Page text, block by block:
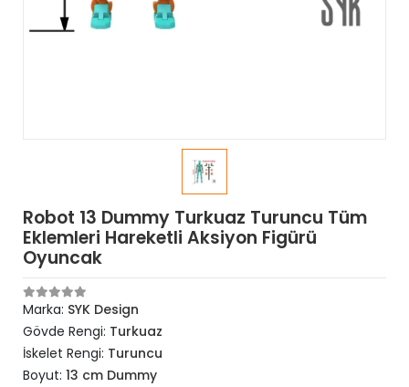
Robot 13 Dummy Turkuaz Turuncu Tüm
Eklemleri Hareketli Aksiyon Figürü
Oyuncak
Marka: SYK Design
Gövde Rengi: Turkuaz
İskelet Rengi: Turuncu
Boyut: 13 cm Dummy